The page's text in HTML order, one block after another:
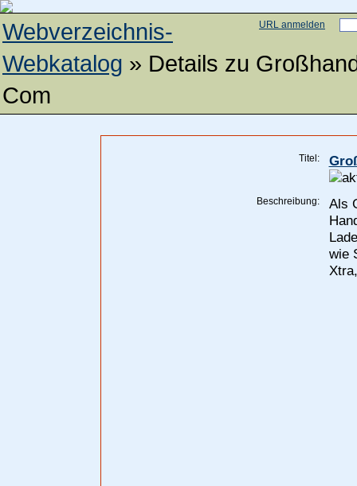
URL anmelden
Webverzeichnis-
Webkatalog » Details zu
Com
Titel:
Beschreibung:
Als
wie